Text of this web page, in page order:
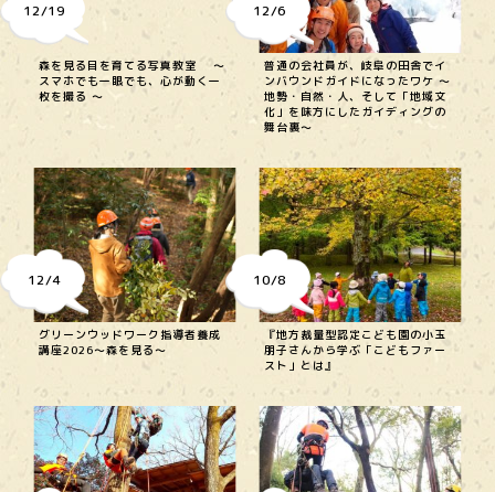
12/19
森を見る目を育てる写真教室 〜
スマホでも一眼でも、心が動く一
枚を撮る 〜
12/6
普通の会社員が、岐阜の田舎でイ
ンバウンドガイドになったワケ 〜
地勢・自然・人、そして「地域文
化」を味方にしたガイディングの
舞台裏〜
12/4
グリーンウッドワーク指導者養成
講座2026～森を見る～
10/8
『地方裁量型認定こども園の小玉
朋子さんから学ぶ「こどもファー
スト」とは』